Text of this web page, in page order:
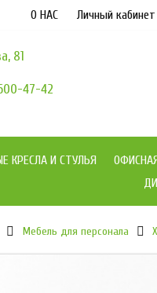
О НАС Личный кабинет
81
47-42
КРЕСЛА И СТУЛЬЯ
Мебель для персонала